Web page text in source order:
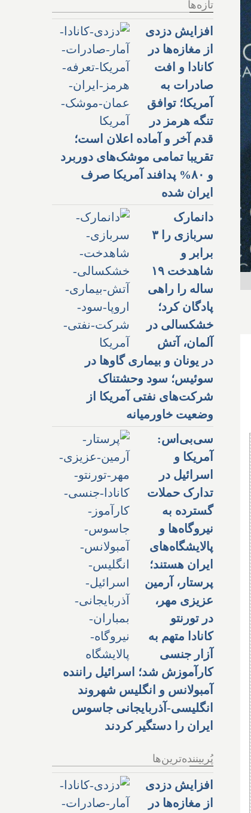
تازه‌ها
افزایش دزدی
از مغازه‌ها در
کانادا و افت
صادرات به
آمریکا؛ توافق
تنگه هرمز در
قدم آخر و آماده اعلان است؛
تقریبا تمامی موشک‌های دوربرد
و ۸۰% پدافند آمریکا صرف
ایران شده
دانمارک
سربازی را ۳
برابر و
شاهدخت ۱۹
ساله را راهی
پادگان کرد؛
خشکسالی در
آلمان، آتش
در یونان و بیماری گاوها در
سوئیس؛ سود وحشتناک
شرکت‌های نفتی آمریکا از
وضعیت خاورمیانه
سی‌بی‌اس:
آمریکا و
اسرائیل در
تدارک حملات
گسترده به
نیروگاه‌ها و
پالایشگاه‌های
ایران هستند؛
پرستار، آرمین
عزیزی مهر،
در تورنتو
کانادا متهم به
آزار جنسی
کارآموزش شد؛ اسرائیل راننده
آمبولانس و انگلیس شهروند
انگلیسی-آذربایجانی جاسوس
ایران را دستگیر کردند
پُربیننده‌ترین‌ها
افزایش دزدی
از مغازه‌ها در